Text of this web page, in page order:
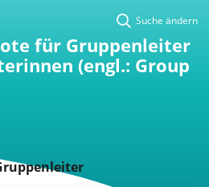
Suche ändern
für Gruppenleiter
(engl.: Group